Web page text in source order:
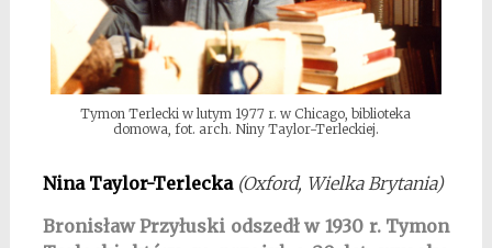
Tymon Terlecki w lutym 1977 r. w Chicago, biblioteka
domowa, fot. arch. Niny Taylor-Terleckiej.
Nina Taylor-Terlecka (Oxford, Wielka Brytania)
Bronisław Przyłuski odszedł w 1930 r. Tymon